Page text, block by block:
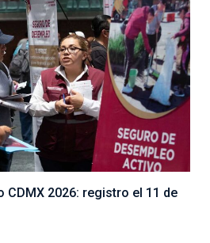
CDMX 2026: registro el 11 de